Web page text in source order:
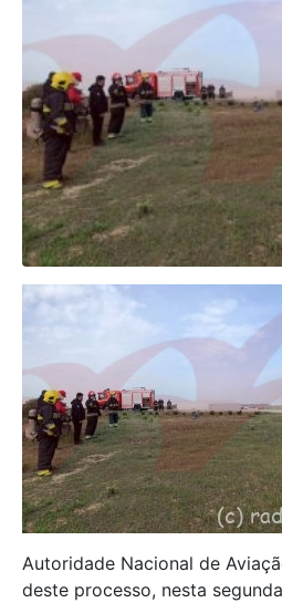
Autoridade Nacional de
deste processo, nesta